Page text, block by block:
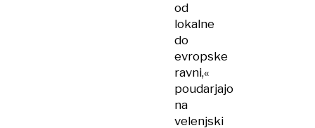
od
lokalne
do
evropske
ravni,«
poudarjajo
na
velenjski